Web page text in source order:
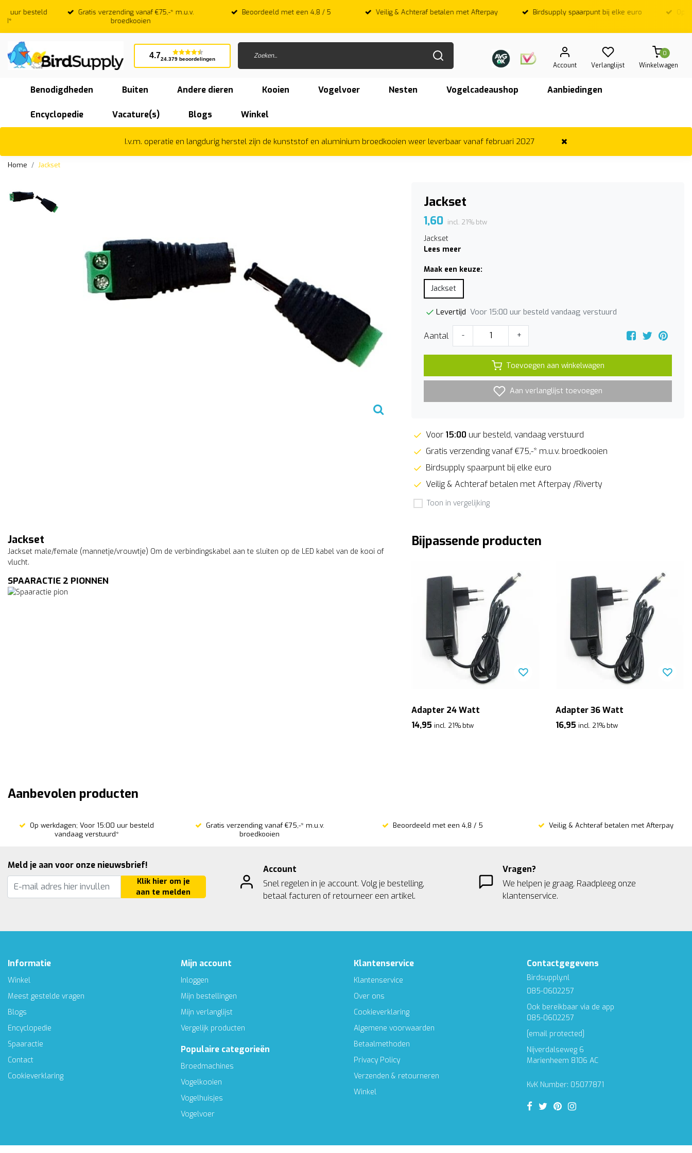
Gratis verzending vanaf €75,-* m.u.v.
Beoordeeld met een 4,8 / 5 Veilig & Achteraf betalen met Afterpay Birdsupply spaarpunt bij elke euro
Op werkdagen;
4.724.379 beoordelingen
Account Verlanglijst
0
Winkelwagen
Benodigdheden Buiten Andere dieren Kooien Vogelvoer Nesten Vogelcadeaushop Aanbiedingen
Encyclopedie Vacature(s) Blogs Winkel
I.v.m. operatie en langdurig herstel zijn de kunststof en aluminium broedkooien weer leverbaar vanaf februari 2027
Home Jackset
Jackset
1,60 incl. 21% btw
Jackset
Lees meer
Maak een keuze:
Jackset
Levertijd Voor 15:00 uur besteld vandaag verstuurd
Aantal - +
Toevoegen aan winkelwagen
Aan verlanglijst toevoegen
Voor 15:00 uur besteld, vandaag verstuurd
Gratis verzending vanaf €75,-* m.u.v. broedkooien
Birdsupply spaarpunt bij elke euro
Veilig & Achteraf betalen met Afterpay /Riverty
Toon in vergelijking
Jackset
Jackset male/female (mannetje/vrouwtje) Om de verbindingskabel aan te sluiten op de LED kabel van de kooi of
vlucht.
SPAARACTIE 2 PIONNEN
Bijpassende producten
Adapter 24 Watt
14,95 incl. 21% btw
Adapter 36 Watt
16,95 incl. 21% btw
Aanbevolen producten
Op werkdagen; Voor 15:00 uur besteld
vandaag verstuurd*
Gratis verzending vanaf €75,-* m.u.v.
broedkooien
Beoordeeld met een 4,8 / 5 Veilig & Achteraf betalen met Afterpay
Meld je aan voor onze nieuwsbrief!
Klik hier om je
aan te melden
Account
Snel regelen in je account. Volg je bestelling,
betaal facturen of retourneer een artikel.
Vragen?
We helpen je graag. Raadpleeg onze
klantenservice.
Informatie
Winkel
Meest gestelde vragen
Blogs
Encyclopedie
Spaaractie
Contact
Cookieverklaring
Mijn account
Inloggen
Mijn bestellingen
Mijn verlanglijst
Vergelijk producten
Populaire categorieën
Broedmachines
Vogelkooien
Vogelhuisjes
Vogelvoer
Klantenservice
Klantenservice
Over ons
Cookieverklaring
Algemene voorwaarden
Betaalmethoden
Privacy Policy
Verzenden & retourneren
Winkel
Contactgegevens
Birdsupply.nl
085-0602257
Ook bereikbaar via de app
085-0602257
[email protected]
Nijverdalseweg 6
Marienheem 8106 AC
KvK Number: 05077871